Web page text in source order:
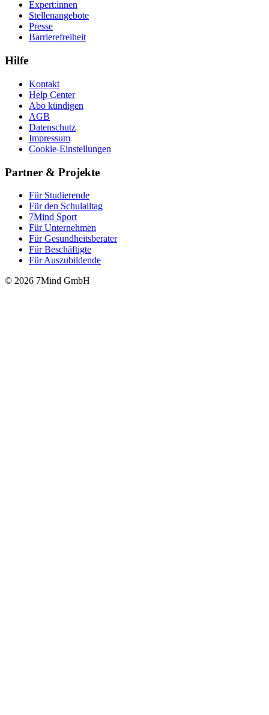
Expert:innen
Stellenangebote
Presse
Barrierefreiheit
Hilfe
Kontakt
Help Center
Abo kündigen
AGB
Datenschutz
Impressum
Cookie-Einstellungen
Partner & Projekte
Für Stu­die­rende
Für den Schulalltag
7Mind Sport
Für Unter­neh­men
Für Gesund­heits­be­ra­ter
Für Beschäftigte
Für Auszubildende
© 2026 7Mind GmbH